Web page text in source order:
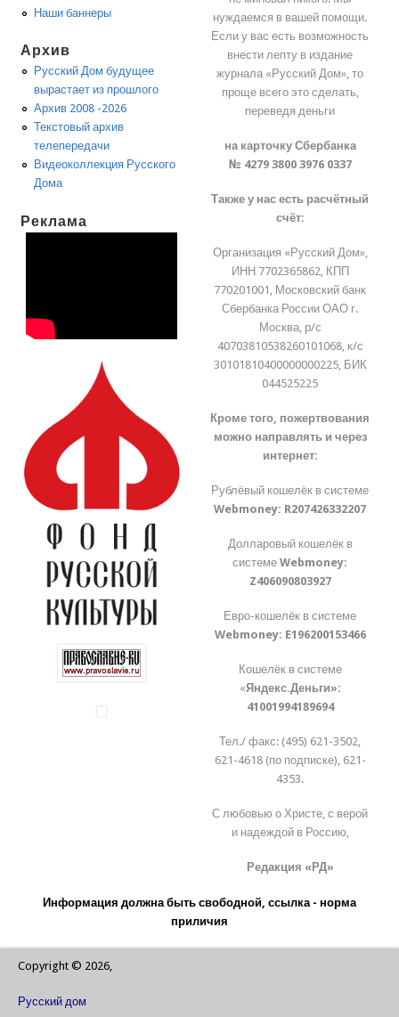
Наши баннеры
Архив
Русский Дом будущее
вырастает из прошлого
Архив 2008 -2026
Текстовый архив
телепередачи
Видеоколлекция Русского
Дома
Реклама
нуждаемся в вашей помощи.
Если у вас есть возможность
внести лепту в издание
журнала «Русский Дом», то
проще всего это сделать,
переведя деньги
на карточку Сбербанка
№ 4279 3800 3976 0337
Также у нас есть расчётный
счёт:
Организация «Русский Дом»,
ИНН 7702365862, КПП
770201001, Московский банк
Сбербанка России ОАО г.
Москва, р/с
40703810538260101068, к/с
30101810400000000225, БИК
044525225
Кроме того, пожертвования
можно направлять и через
интернет:
Рублёвый кошелёк в системе
Webmoney: R207426332207
Долларовый кошелёк в
системеWebmoney:
Z406090803927
Евро-кошелёк в системе
Webmoney: E196200153466
Кошелёк в системе
«Яндекс.Деньги»:
41001994189694
Тел./ факс: (495) 621-3502,
621-4618 (по подписке), 621-
4353.
С любовью о Христе, с верой
и надеждой в Россию,
Редакция «РД»
Информация должна быть свободной, ссылка - норма
приличия
Copyright © 2026,
Русский дом